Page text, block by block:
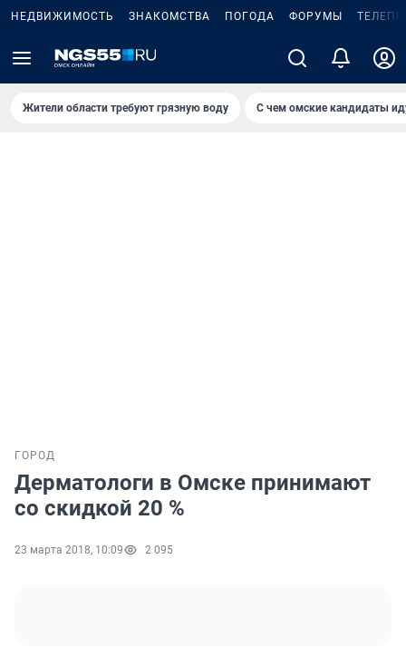
НЕДВИЖИМОСТЬ ЗНАКОМСТВА ПОГОДА ФОРУМЫ
Жители области требуют грязную воду С чем омские кандидаты
ГОРОД
Дерматологи в Омске принимают
со скидкой 20 %
23 марта 2018, 10:09 2 095